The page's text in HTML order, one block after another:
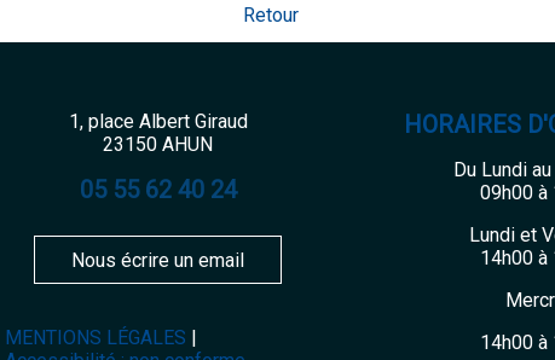
Retour
1, place Albert Giraud
23150 AHUN
05 55 62 40 24
Nous écrire un email
MENTIONS LÉGALES
HORAIRES
Du Lundi
09h00 à
Lundi et
14h00 à
14h00 à